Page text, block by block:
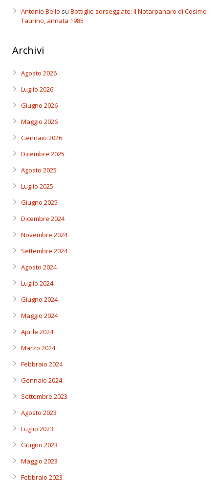
Antonio Bello su Bottiglie sorseggiate: il Notarpanaro di Cosimo
Taurino, annata 1985
Archivi
Agosto 2026
Luglio 2026
Giugno 2026
Maggio 2026
Gennaio 2026
Dicembre 2025
Agosto 2025
Luglio 2025
Giugno 2025
Dicembre 2024
Novembre 2024
Settembre 2024
Agosto 2024
Luglio 2024
Giugno 2024
Maggio 2024
Aprile 2024
Marzo 2024
Febbraio 2024
Gennaio 2024
Settembre 2023
Agosto 2023
Luglio 2023
Giugno 2023
Maggio 2023
Febbraio 2023